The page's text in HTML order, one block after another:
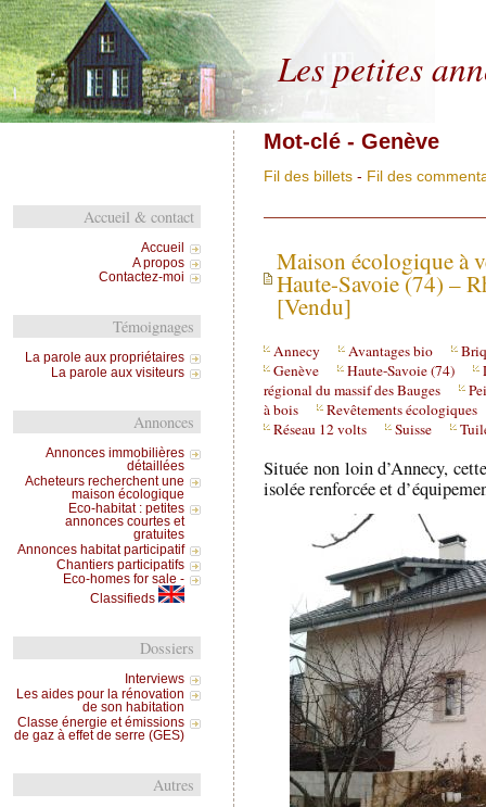
Les petites
Mot-clé - Genève
Fil des billets- Fil des
Maison écologique à
Haute-Savoie (74) –
[Vendu]
Annecy Avantages bio
Genève
Haute-Savoie (74)
régional du massif des Bauges
à bois
Revêtements écologiques
Réseau 12 volts
Suisse
Située non loin d’Annecy,
isolée renforcée et
Accueil & contact
Accueil
A propos
Contactez-moi
Témoignages
La parole aux propriétaires
La parole aux visiteurs
Annonces
Annonces immobilières
détaillées
Acheteurs recherchent une
maison écologique
Eco-habitat : petites
annonces courtes et
gratuites
Annonces habitat participatif
Chantiers participatifs
Eco-homes for sale -
Classifieds
Dossiers
Interviews
Les aides pour la rénovation
de son habitation
Classe énergie et émissions
de gaz à effet de serre (GES)
Autres